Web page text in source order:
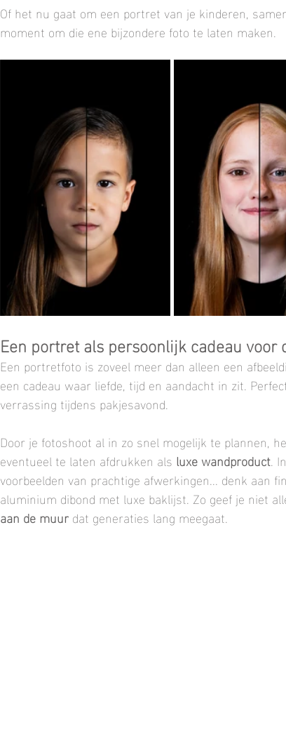
Of het nu gaat om een portret van je kinderen,
moment om die ene bijzondere foto te laten maken.
Een portret als persoonlijk cadeau voor
Een portretfoto is zoveel meer dan alleen een
een cadeau waar liefde, tijd en aandacht in zit.
verrassing tijdens pakjesavond.
Door je fotoshoot al in zo snel mogelijk te plannen,
eventueel te laten afdrukken als luxe wandproduct.
voorbeelden van prachtige afwerkingen... denk aan
aluminium dibond met luxe baklijst. Zo geef je niet
aan de muur dat generaties lang meegaat.